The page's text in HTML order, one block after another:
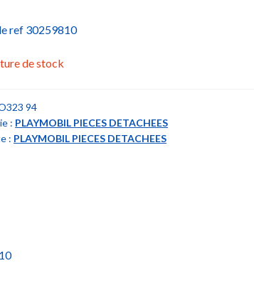
ref 30259810
de stock
94
: PLAYMOBIL PIECES DETACHEES
: PLAYMOBIL PIECES DETACHEES